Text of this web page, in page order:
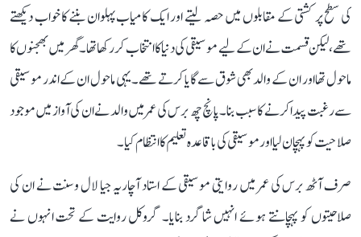
کی سطح پر کشتی کے مقابلوں میں حصہ لیتے اور ایک کامیاب پہلوان بننے کا خواب دیکھتے
تھے، لیکن قسمت نے ان کے لیے موسیقی کی دنیا کا انتخاب کر رکھا تھا۔ گھر میں بھجنوں کا
ماحول تھا اور ان کے والد بھی شوق سے گایا کرتے تھے۔ یہی ماحول ان کے اندر موسیقی
سے رغبت پیدا کرنے کا سبب بنا۔ پانچ چھ برس کی عمر میں والد نے ان کی آواز میں موجود
صلاحیت کو پہچان لیا اور موسیقی کی باقاعدہ تعلیم کا انتظام کیا۔
صرف آٹھ برس کی عمر میں روایتی موسیقی کے استاد آچاریہ جیا لال وسنت نے ان کی
صلاحیتوں کو پہچانتے ہوئے انہیں شاگرد بنایا۔ گروکل روایت کے تحت انہوں نے